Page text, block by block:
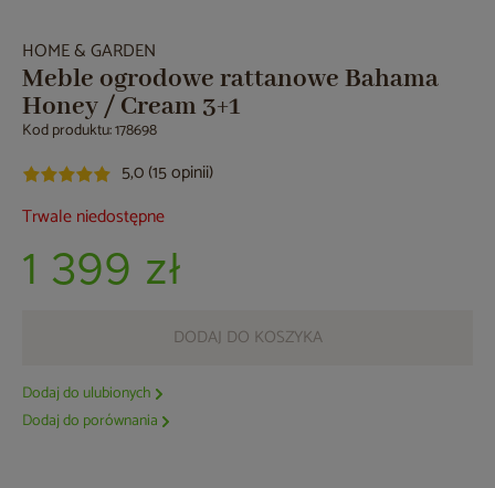
HOME & GARDEN
Meble ogrodowe rattanowe Bahama
Honey / Cream 3+1
Kod produktu: 178698
5,0 (15 opinii)
Trwale niedostępne
1 399 zł
DODAJ DO KOSZYKA
Dodaj do ulubionych
Dodaj do porównania